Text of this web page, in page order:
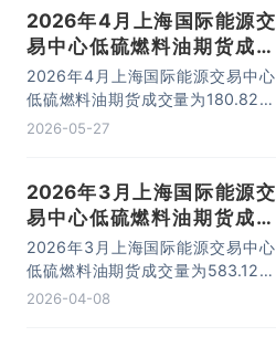
2026年4月上海国际能源交
易中心低硫燃料油期货成交
量、成交金额及成交均价统计
2026年4月上海国际能源交易中心
低硫燃料油期货成交量为180.82万
手，成交金额为852.64亿元，成交
2026-05-27
2026年3月上海国际能源交
易中心低硫燃料油期货成交
量、成交金额及成交均价统计
2026年3月上海国际能源交易中心
低硫燃料油期货成交量为583.12万
手，成交金额为2832.89亿元，成
2026-04-08